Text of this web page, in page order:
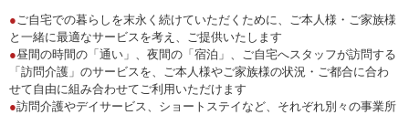
● ご自宅での暮らしを末永く続けていただくために、ご本人様・ご家族様
と一緒に最適なサービスを考え、ご提供いたします
●昼間の時間の「通い」、夜間の「宿泊」、ご自宅へスタッフが訪問する
「訪問介護」のサービスを、ご本人様やご家族様の状況・ご都合に合わ
せて自由に組み合わせてご利用いただけます
●訪問介護やデイサービス、ショートステイなど、それぞれ別々の事業所